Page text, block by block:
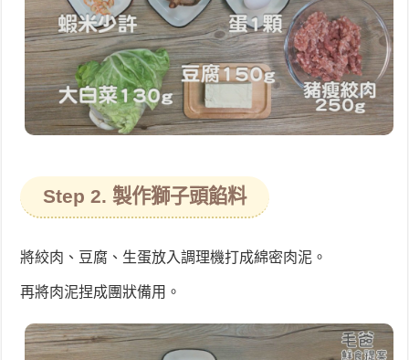
Step 2. 製作獅子頭餡料
將絞肉、豆腐、生蛋放入調理機打成綿密肉泥。
再將肉泥捏成團狀備用。